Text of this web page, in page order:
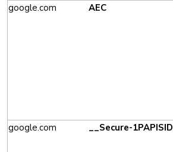
google.com
AEC
google.com
__Secure-1PAPISID